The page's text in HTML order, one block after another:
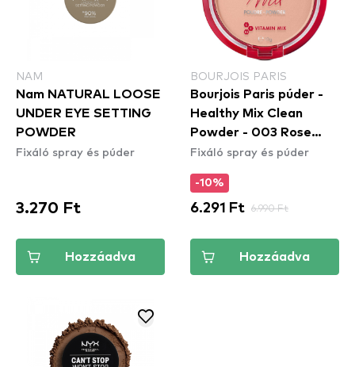
NAM
Nam NATURAL LOOSE
UNDER EYE SETTING
POWDER
Fixáló spray és púder
3.270 Ft
Hozzáadva
BOURJOIS PARIS
Bourjois Paris púder -
Healthy Mix Clean
Powder - 003 Rose
Beige
Fixáló spray és púder
-10%
6.291 Ft 6.990 Ft
Hozzáadva